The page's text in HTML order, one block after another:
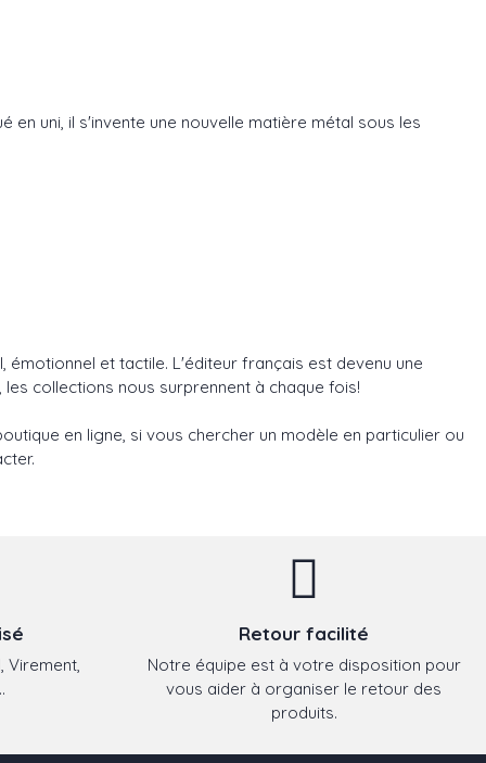
uni, il s'invente une nouvelle matière métal sous les
émotionnel et tactile. L'éditeur français est devenu une
collections nous surprennent à chaque fois!
en ligne, si vous chercher un modèle en particulier ou
Virement,
Retour facilité
Notre équipe est à votre disposition pour
vous aider à organiser le retour des
produits.